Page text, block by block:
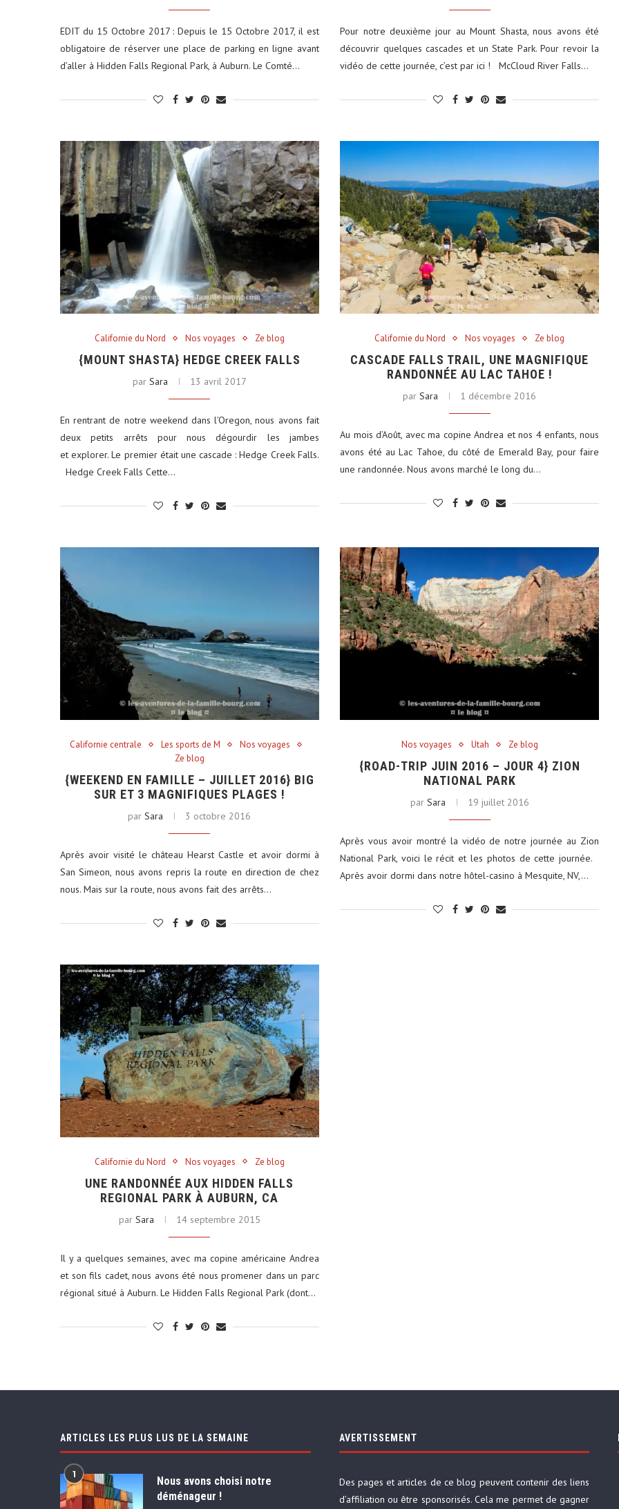
EDIT du 15 Octobre 2017 : Depuis le 15 Octobre 2017, il est
obligatoire de réserver une place de parking en ligne avant
d’aller à Hidden Falls Regional Park, à Auburn. Le Comté…
Pour notre deuxième jour au Mount Shasta, nous avons été
découvrir quelques cascades et un State Park. Pour revoir la
vidéo de cette journée, c’est par ici ! McCloud River Falls…
Californie du Nord Nos voyages Ze blog
{MOUNT SHASTA} HEDGE CREEK FALLS
par Sara 13 avril 2017
En rentrant de notre weekend dans l’Oregon, nous avons fait
deux petits arrêts pour nous dégourdir les jambes
et explorer. Le premier était une cascade : Hedge Creek Falls.
Hedge Creek Falls Cette…
Californie du Nord Nos voyages Ze blog
CASCADE FALLS TRAIL, UNE MAGNIFIQUE
RANDONNÉE AU LAC TAHOE !
parSara 1 décembre 2016
Au mois d’Août, avec ma copine Andrea et nos 4 enfants, nous
avons été au Lac Tahoe, du côté de Emerald Bay, pour faire
une randonnée. Nous avons marché le long du…
Californie centrale Les sports de M
Nos voyages
Ze blog
{WEEKEND EN FAMILLE – JUILLET 2016} BIG
SUR ET 3 MAGNIFIQUES PLAGES !
parSara 3 octobre 2016
Après avoir visité le château Hearst Castle et avoir dormi à
San Simeon, nous avons repris la route en direction de chez
nous. Mais sur la route, nous avons fait des arrêts…
Nos voyages Utah Ze blog
{ROAD-TRIP JUIN 2016 – JOUR 4} ZION
NATIONAL PARK
par Sara 19 juillet 2016
Après vous avoir montré la vidéo de notre journée au Zion
National Park, voici le récit et les photos de cette journée.
Après avoir dormi dans notre hôtel-casino à Mesquite, NV,…
Californie du Nord Nos voyages Ze blog
UNE RANDONNÉE AUX HIDDEN FALLS
REGIONAL PARK À AUBURN, CA
par Sara 14 septembre 2015
Il y a quelques semaines, avec ma copine américaine Andrea
et son fils cadet, nous avons été nous promener dans un parc
régional situé à Auburn. Le Hidden Falls Regional Park (dont…
photos : le petit format
Louer une voiture aux États-Unis : 8
conseils...
Découvrez le monde autrement avec
Evaneos : voyagez...
ARTICLES LES PLUS LUS DE LA SEMAINE
1
Nous avons choisi notre
déménageur !
AVERTISSEMENT
Des pages et articles de ce blog peuvent contenir des liens
d’affiliation ou être sponsorisés. Cela me permet de gagner